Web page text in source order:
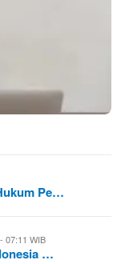
Pe…
07:11 WIB
…